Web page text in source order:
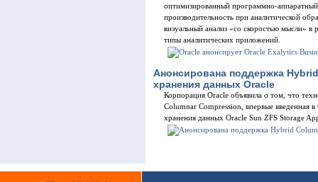
оптимизированный программно-
производительность при аналитической
визуальный анализ «со скоростью мысли» в
типы аналитических приложений.
Анонсирована поддержка
хранения данных Oracle
Корпорация Oracle объявила о том, что
Columnar Compression, впервые введенная
хранения данных Oracle Sun ZFS Storage